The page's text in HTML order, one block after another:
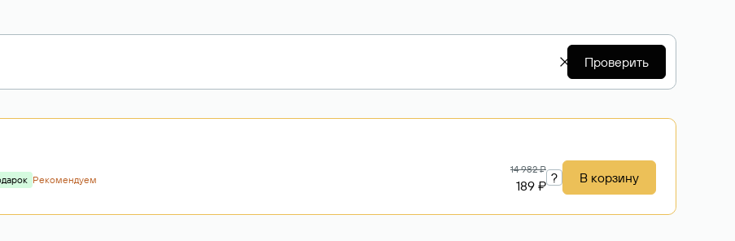
Проверить
Рекомендуем
14 982 ₽
189 ₽ ? В корзину